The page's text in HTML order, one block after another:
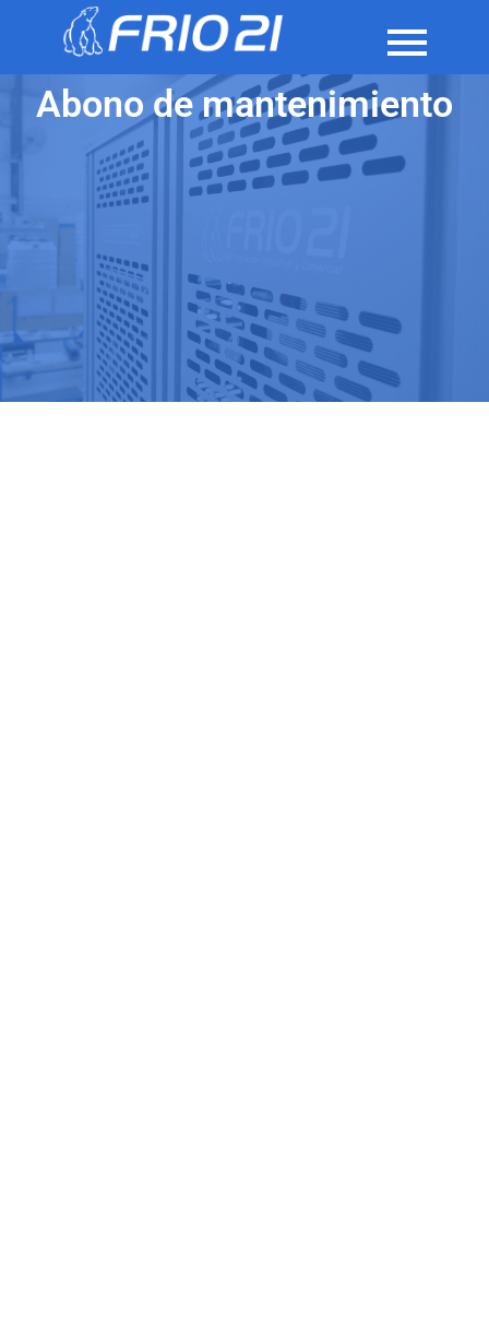
Abono de mantenimiento